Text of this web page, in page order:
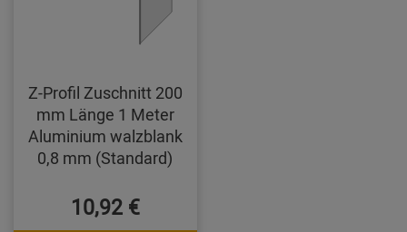
Z-Profil Zuschnitt 200
mm Länge 1 Meter
Aluminium walzblank
0,8 mm (Standard)
10,92 €